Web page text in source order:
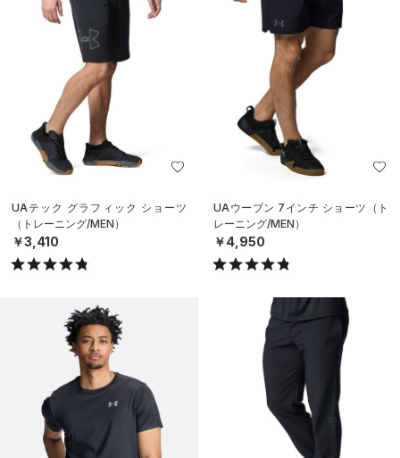
UAテック グラフィック ショーツ
（トレーニング/MEN）
￥3,410
UAウーブン 7インチ ショーツ（ト
レーニング/MEN）
￥4,950